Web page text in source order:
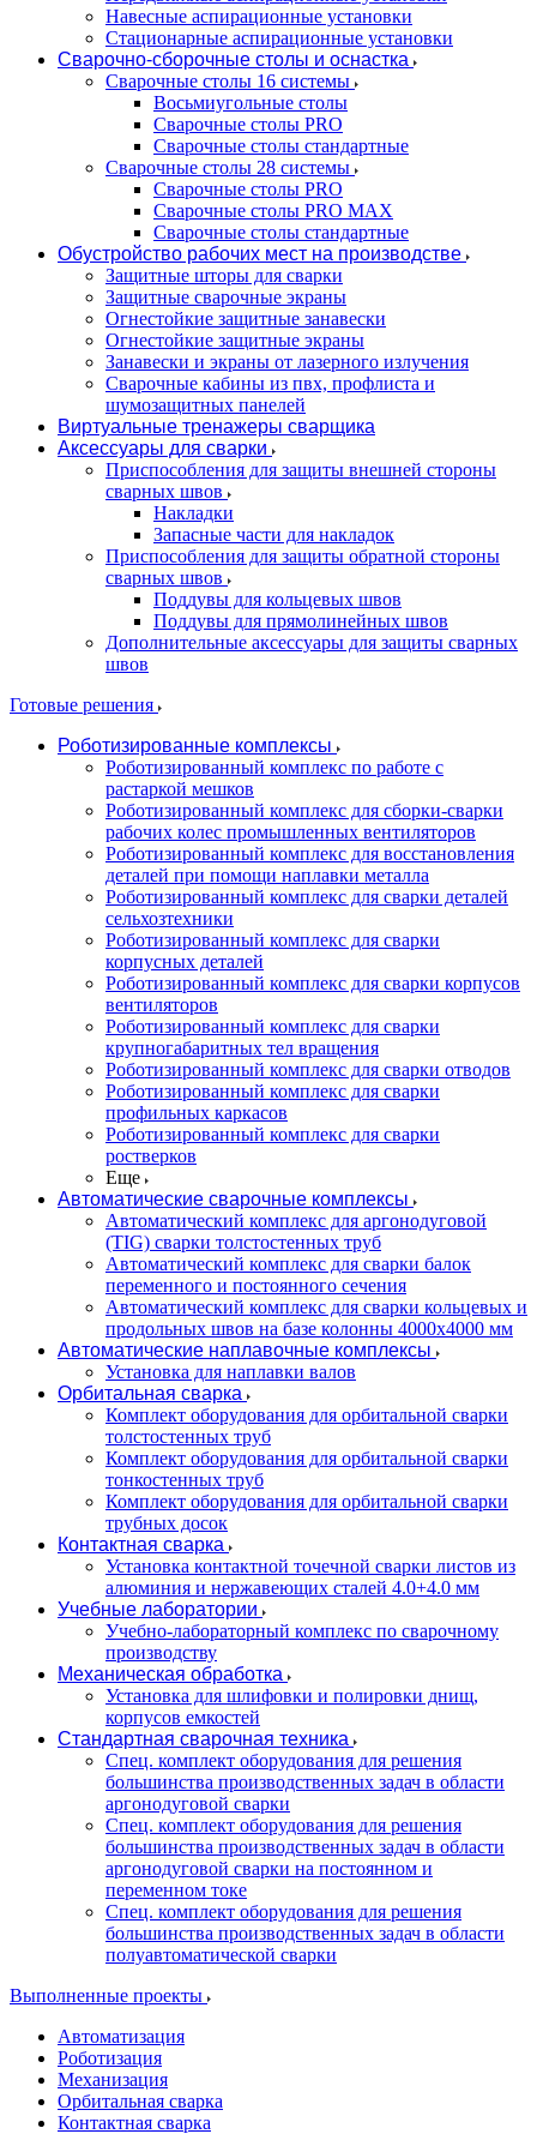
Навесные аспирационные установки
Стационарные аспирационные установки
Сварочно-сборочные столы и оснастка
Сварочные столы 16 системы
Восьмиугольные столы
Сварочные столы PRO
Сварочные столы стандартные
Сварочные столы 28 системы
Сварочные столы PRO
Сварочные столы PRO MAX
Сварочные столы стандартные
Обустройство рабочих мест на производстве
Защитные шторы для сварки
Защитные сварочные экраны
Огнестойкие защитные занавески
Огнестойкие защитные экраны
Занавески и экраны от лазерного излучения
Сварочные кабины из пвх, профлиста и
шумозащитных панелей
Виртуальные тренажеры сварщика
Аксессуары для сварки
Приспособления для защиты внешней стороны
сварных швов
Накладки
Запасные части для накладок
Приспособления для защиты обратной стороны
сварных швов
Поддувы для кольцевых швов
Поддувы для прямолинейных швов
Дополнительные аксессуары для защиты сварных
швов
Готовые решения
Роботизированные комплексы
Роботизированный комплекс по работе с
растаркой мешков
Роботизированный комплекс для сборки-сварки
рабочих колес промышленных вентиляторов
Роботизированный комплекс для восстановления
деталей при помощи наплавки металла
Роботизированный комплекс для сварки деталей
сельхозтехники
Роботизированный комплекс для сварки
корпусных деталей
Роботизированный комплекс для сварки корпусов
вентиляторов
Роботизированный комплекс для сварки
крупногабаритных тел вращения
Роботизированный комплекс для сварки отводов
Роботизированный комплекс для сварки
профильных каркасов
Роботизированный комплекс для сварки
ростверков
Еще
Автоматические сварочные комплексы
Автоматический комплекс для аргонодуговой
(TIG) сварки толстостенных труб
Автоматический комплекс для сварки балок
переменного и постоянного сечения
Автоматический комплекс для сварки кольцевых и
продольных швов на базе колонны 4000x4000 мм
Автоматические наплавочные комплексы
Установка для наплавки валов
Орбитальная сварка
Комплект оборудования для орбитальной сварки
толстостенных труб
Комплект оборудования для орбитальной сварки
тонкостенных труб
Комплект оборудования для орбитальной сварки
трубных досок
Контактная сварка
Установка контактной точечной сварки листов из
алюминия и нержавеющих сталей 4.0+4.0 мм
Учебные лаборатории
Учебно-лабораторный комплекс по сварочному
производству
Механическая обработка
Установка для шлифовки и полировки днищ,
корпусов емкостей
Стандартная сварочная техника
Спец. комплект оборудования для решения
большинства производственных задач в области
аргонодуговой сварки
Спец. комплект оборудования для решения
большинства производственных задач в области
аргонодуговой сварки на постоянном и
переменном токе
Спец. комплект оборудования для решения
большинства производственных задач в области
полуавтоматической сварки
Выполненные проекты
Автоматизация
Роботизация
Механизация
Орбитальная сварка
Контактная сварка